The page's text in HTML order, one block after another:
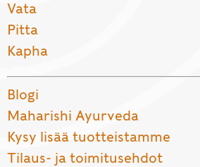
Vata
Pitta
Kapha
Blogi
Maharishi Ayurveda
Kysy lisää tuotteistamme
Tilaus- ja toimitusehdot